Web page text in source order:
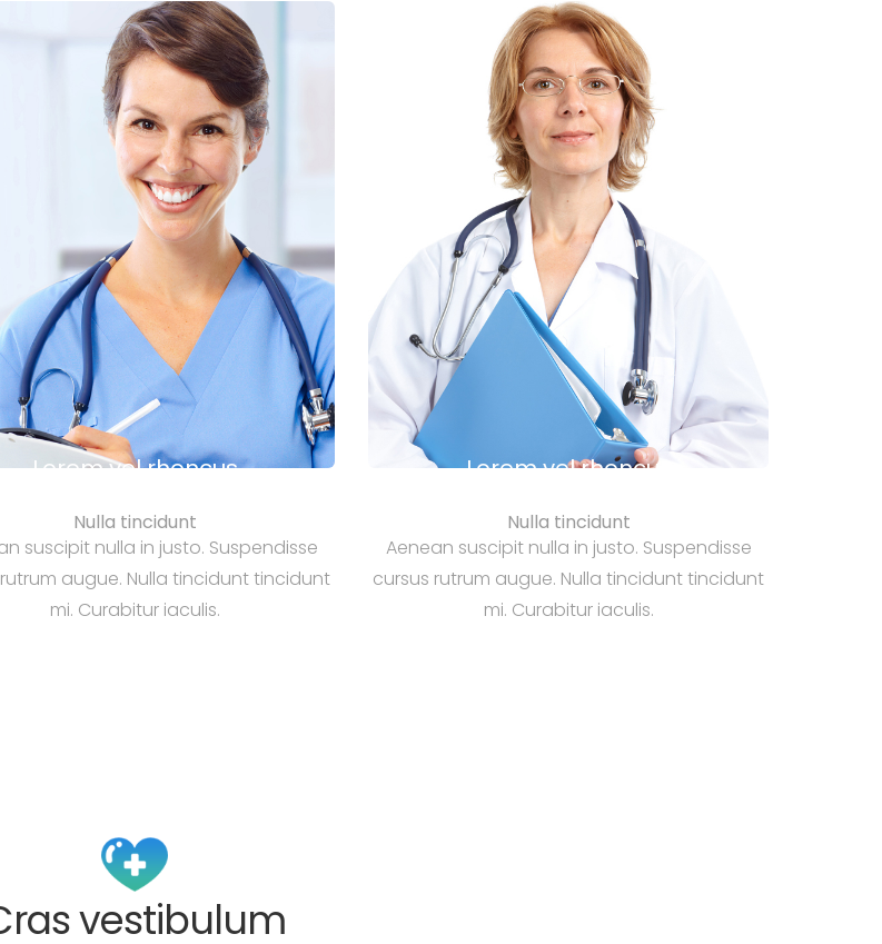
Lorem vel rhoncus
Nulla tincidunt
suscipit nulla in justo. Suspendisse
augue. Nulla tincidunt tincidunt
mi. Curabitur iaculis.
Lorem vel rhoncus
Nulla tincidunt
Aenean suscipit nulla in justo. Suspendisse
cursus rutrum augue. Nulla tincidunt tincidunt
mi. Curabitur iaculis.
vestibulum